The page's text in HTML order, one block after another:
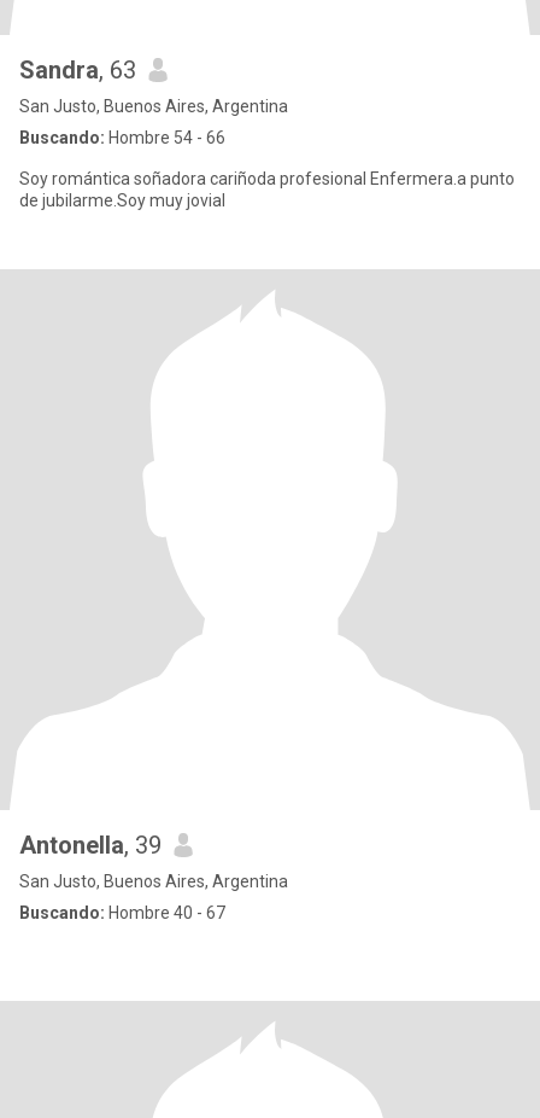
Sandra, 63
San Justo, Buenos Aires, Argentina
Buscando: Hombre 54 - 66
Soy romántica soñadora cariñoda profesional Enfermera.a punto
de jubilarme.Soy muy jovial
Antonella, 39
San Justo, Buenos Aires, Argentina
Buscando: Hombre 40 - 67